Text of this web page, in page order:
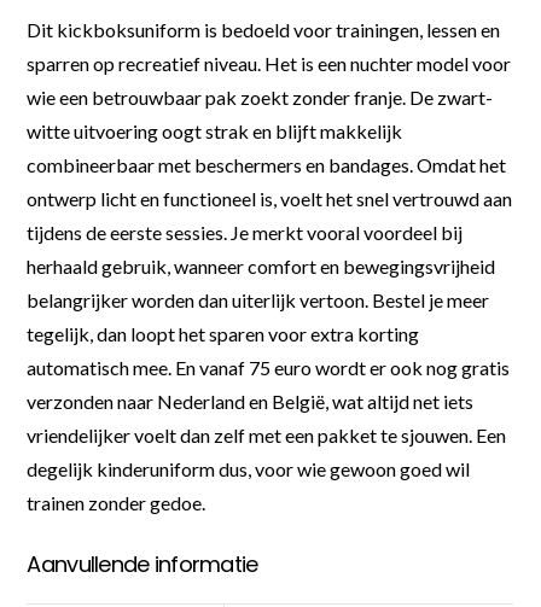
Dit kickboksuniform is bedoeld voor trainingen, lessen en
sparren op recreatief niveau. Het is een nuchter model voor
wie een betrouwbaar pak zoekt zonder franje. De zwart-
witte uitvoering oogt strak en blijft makkelijk
combineerbaar met beschermers en bandages. Omdat het
ontwerp licht en functioneel is, voelt het snel vertrouwd aan
tijdens de eerste sessies. Je merkt vooral voordeel bij
herhaald gebruik, wanneer comfort en bewegingsvrijheid
belangrijker worden dan uiterlijk vertoon. Bestel je meer
tegelijk, dan loopt het sparen voor extra korting
automatisch mee. En vanaf 75 euro wordt er ook nog gratis
verzonden naar Nederland en België, wat altijd net iets
vriendelijker voelt dan zelf met een pakket te sjouwen. Een
degelijk kinderuniform dus, voor wie gewoon goed wil
trainen zonder gedoe.
Aanvullende informatie